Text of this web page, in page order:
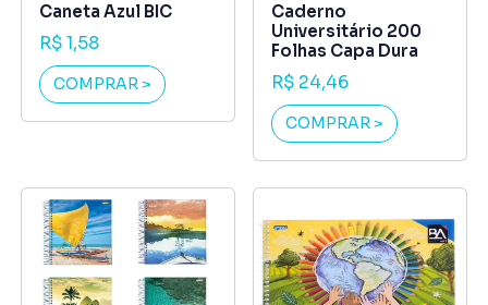
Caneta Azul BIC
R$ 1,58
COMPRAR >
Caderno
Universitário 200
Folhas Capa Dura
R$ 24,46
COMPRAR >